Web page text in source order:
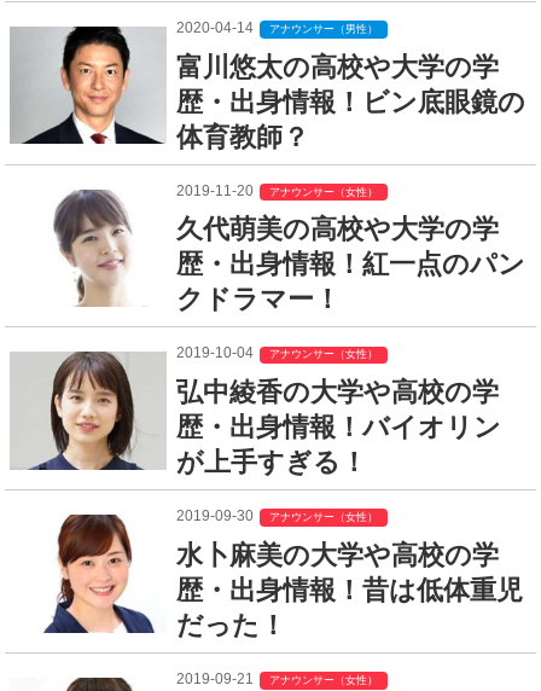
2020-04-14 アナウンサー（男性）
富川悠太の高校や大学の学
歴・出身情報！ビン底眼鏡の
体育教師？
2019-11-20 アナウンサー（女性）
久代萌美の高校や大学の学
歴・出身情報！紅一点のパン
クドラマー！
2019-10-04 アナウンサー（女性）
弘中綾香の大学や高校の学
歴・出身情報！バイオリン
が上手すぎる！
2019-09-30 アナウンサー（女性）
水卜麻美の大学や高校の学
歴・出身情報！昔は低体重児
だった！
2019-09-21 アナウンサー（女性）